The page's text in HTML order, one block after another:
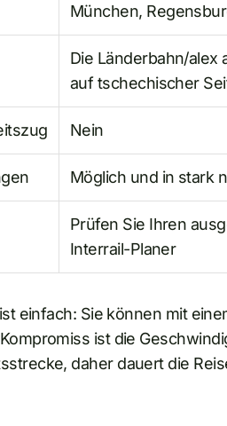
München,
Die Länderbahn/alex
auf tschechischer
Nein
Möglich und in stark
Prüfen Sie Ihren
Interrail-Planer
einfach: Sie können mit
ist die
daher dauert die